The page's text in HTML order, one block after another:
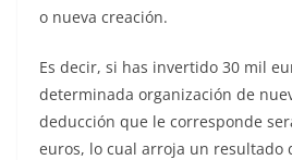
o nueva creación.
Es decir, si has invertido 30 mil
determinada organización de
deducción que le corresponde
euros, lo cual arroja un resultado